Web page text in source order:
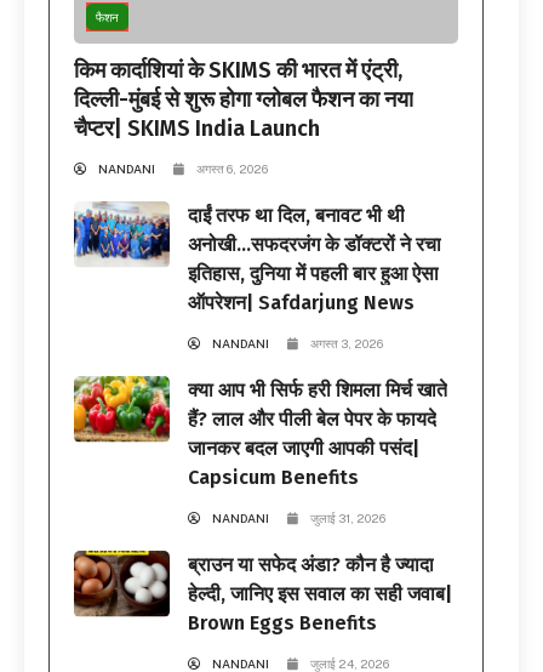
फैशन
किम कार्दाशियां के SKIMS की भारत में एंट्री,
दिल्ली-मुंबई से शुरू होगा ग्लोबल फैशन का नया
चैप्टर| SKIMS India Launch
NANDANI अगस्त 6, 2026
दाईं तरफ था दिल, बनावट भी थी
अनोखी…सफदरजंग के डॉक्टरों ने रचा
इतिहास, दुनिया में पहली बार हुआ ऐसा
ऑपरेशन| Safdarjung News
NANDANI अगस्त 3, 2026
क्या आप भी सिर्फ हरी शिमला मिर्च खाते
हैं? लाल और पीली बेल पेपर के फायदे
जानकर बदल जाएगी आपकी पसंद|
Capsicum Benefits
NANDANI जुलाई 31, 2026
ब्राउन या सफेद अंडा? कौन है ज्यादा
हेल्दी, जानिए इस सवाल का सही जवाब|
Brown Eggs Benefits
NANDANI जुलाई 24, 2026